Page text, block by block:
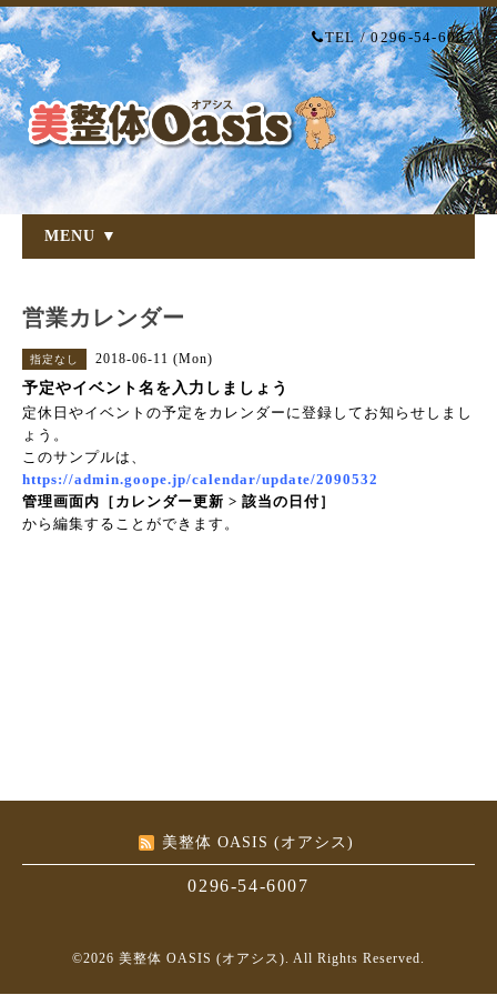
TEL / 0296-54-6007
MENU ▼
営業カレンダー
指定なし 2018-06-11 (Mon)
予定やイベント名を入力しましょう
定休日やイベントの予定をカレンダーに登録してお知らせしまし
ょう。
このサンプルは、
https://admin.goope.jp/calendar/update/2090532
管理画面内［カレンダー更新 > 該当の日付］
から編集することができます。
美整体 OASIS (オアシス)
0296-54-6007
©2026 美整体 OASIS (オアシス). All Rights Reserved.